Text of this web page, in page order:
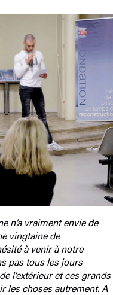
n’a vraiment envie de
vingtaine de
à venir à notre
pas tous les jours
l’extérieur et ces grands
les choses autrement. A